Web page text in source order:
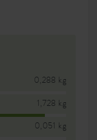
0,288 kg
1,728 kg
0,051 kg